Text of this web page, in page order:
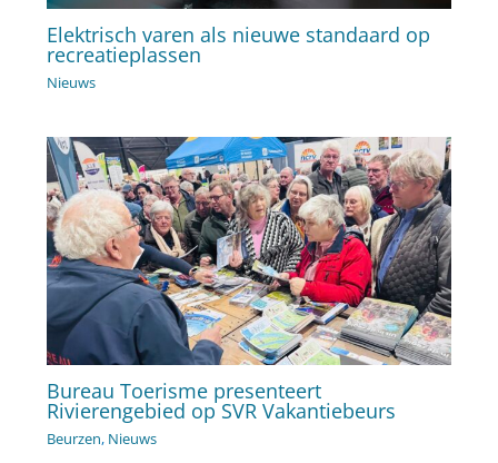
Elektrisch varen als nieuwe standaard op
recreatieplassen
Nieuws
Bureau Toerisme presenteert
Rivierengebied op SVR Vakantiebeurs
Beurzen, Nieuws